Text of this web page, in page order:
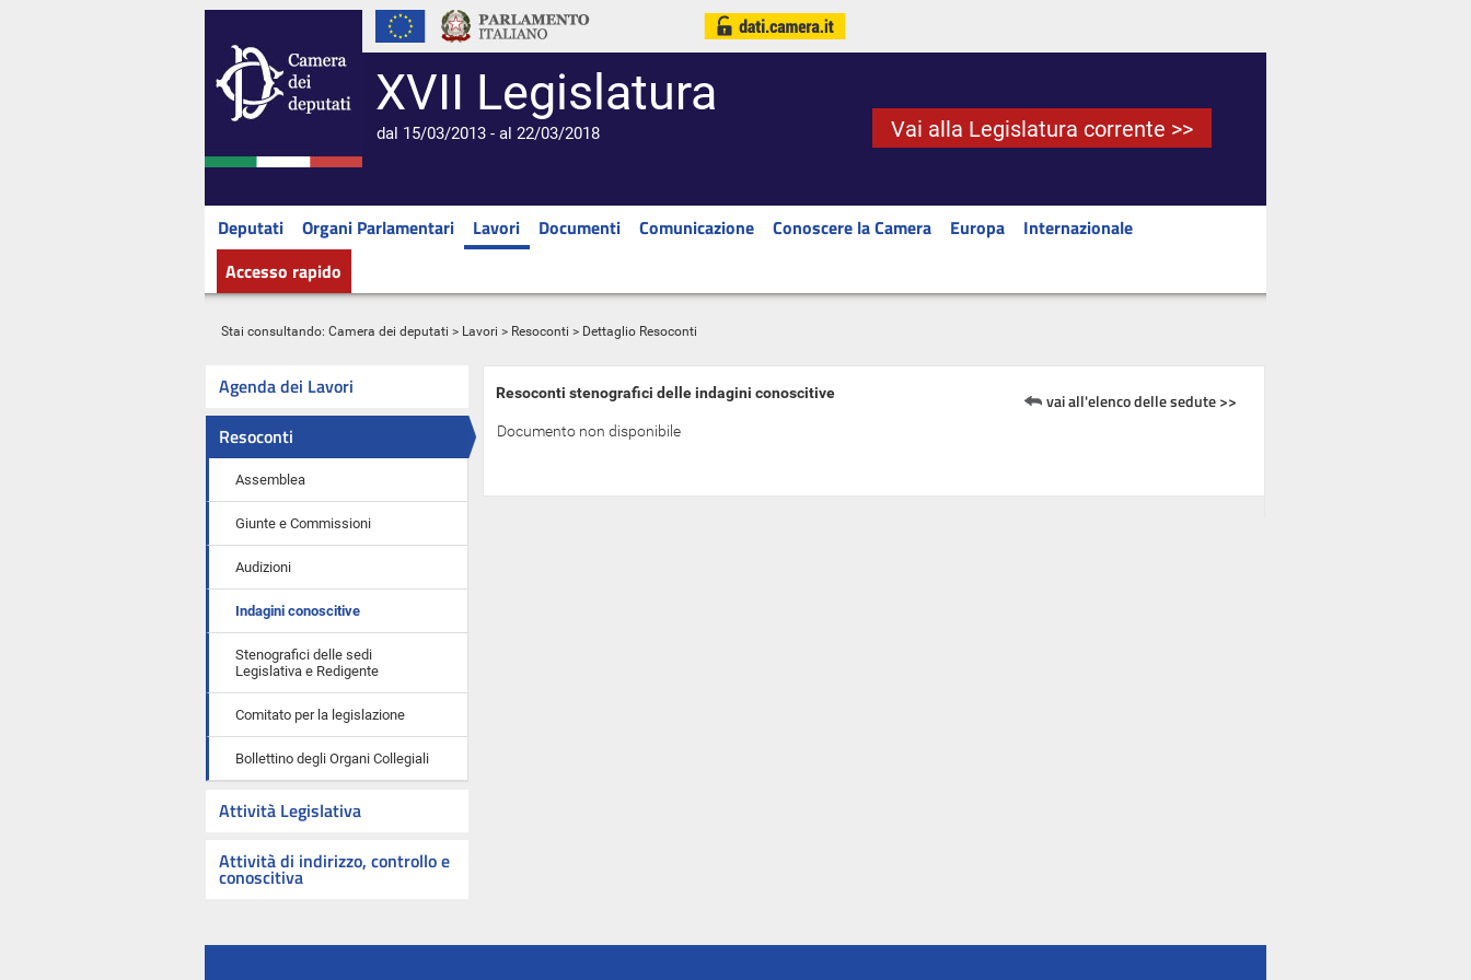
XVII Legislatura
dal 15/03/2013 - al 22/03/2018 Vai alla Legislatura corrente >>
Deputati Organi Parlamentari Lavori Documenti Comunicazione Conoscere la Camera Europa
Internazionale
Accesso rapido
Stai consultando: Camera dei deputati > Lavori > Resoconti > Dettaglio Resoconti
Agenda dei Lavori
Resoconti
Assemblea
Giunte e Commissioni
Audizioni
Indagini conoscitive
Stenografici delle sedi
Legislativa e Redigente
Comitato per la legislazione
Bollettino degli Organi Collegiali
Attività Legislativa
Attività di indirizzo, controllo e
conoscitiva
Resoconti stenografici delle indagini conoscitive vai all'elenco delle sedute >>
Documento non disponibile